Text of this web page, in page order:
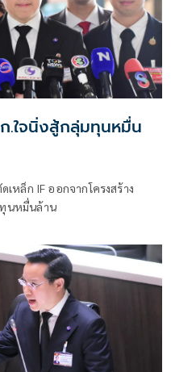
.ใจนิ่งสู้กลุ่มทุนหมื่น
หล็ก IF ออกจากโครงสร้าง
ทุนหมื่นล้าน